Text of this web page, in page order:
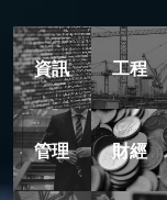
資訊 工程
管理 財經